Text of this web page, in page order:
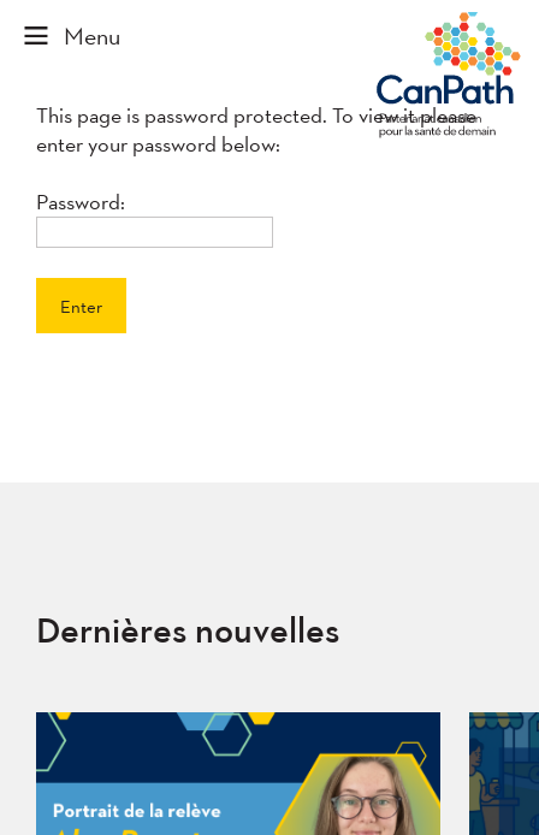
This page is password protected. To view it please
enter your password below:
Password:
Enter
Dernières nouvelles